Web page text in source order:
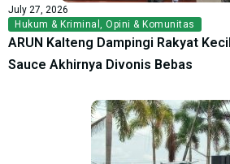
July 27, 2026
Hukum & Kriminal , Opini & Komunitas
ARUN Kalteng Dampingi Rakyat
Sauce Akhirnya Divonis Bebas